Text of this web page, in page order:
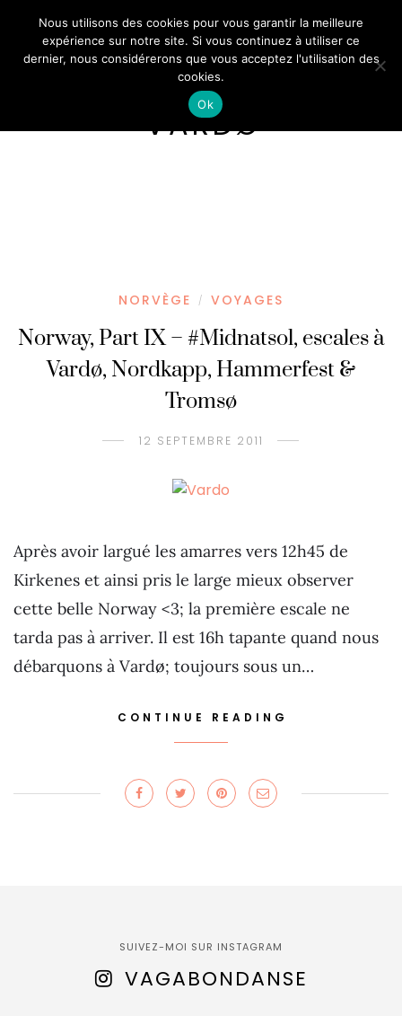
VARDØ
NORVÈGE / VOYAGES
Norway, Part IX – #Midnatsol, escales à
Vardø, Nordkapp, Hammerfest &
Tromsø
12 SEPTEMBRE 2011
Après avoir largué les amarres vers 12h45 de
Kirkenes et ainsi pris le large mieux observer
cette belle Norway <3; la première escale ne
tarda pas à arriver. Il est 16h tapante quand nous
débarquons à Vardø; toujours sous un…
CONTINUE READING
SUIVEZ-MOI SUR INSTAGRAM
VAGABONDANSE
Nous utilisons des cookies pour vous garantir la meilleure
expérience sur notre site. Si vous continuez à utiliser ce
dernier, nous considérerons que vous acceptez l'utilisation des
cookies.
Ok